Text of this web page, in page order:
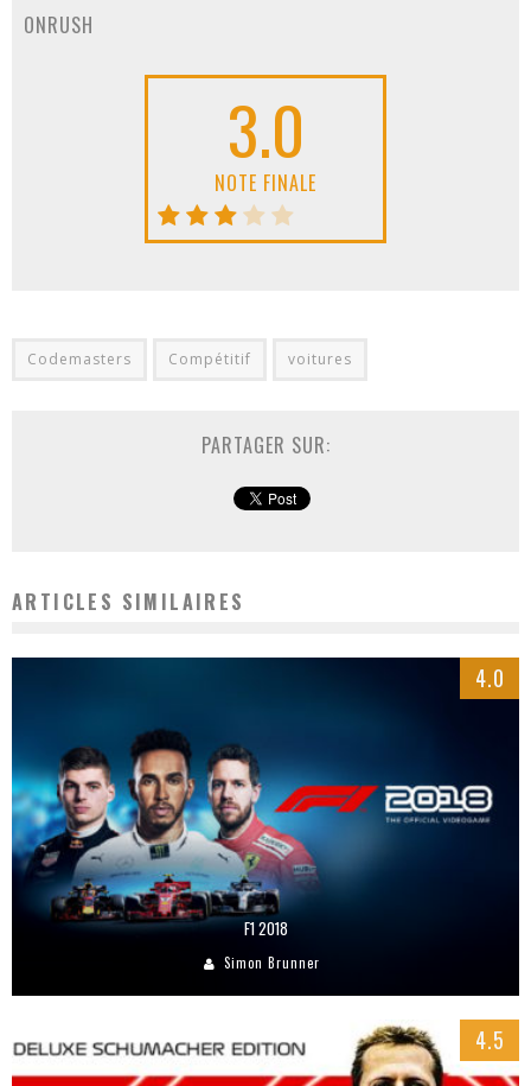
ONRUSH
3.0
NOTE FINALE
Codemasters Compétitif voitures
PARTAGER SUR:
ARTICLES SIMILAIRES
4.0
F1 2018
Simon Brunner
4.5